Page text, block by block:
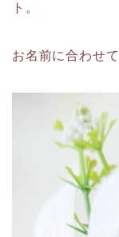
ト。
お名前に合わせ